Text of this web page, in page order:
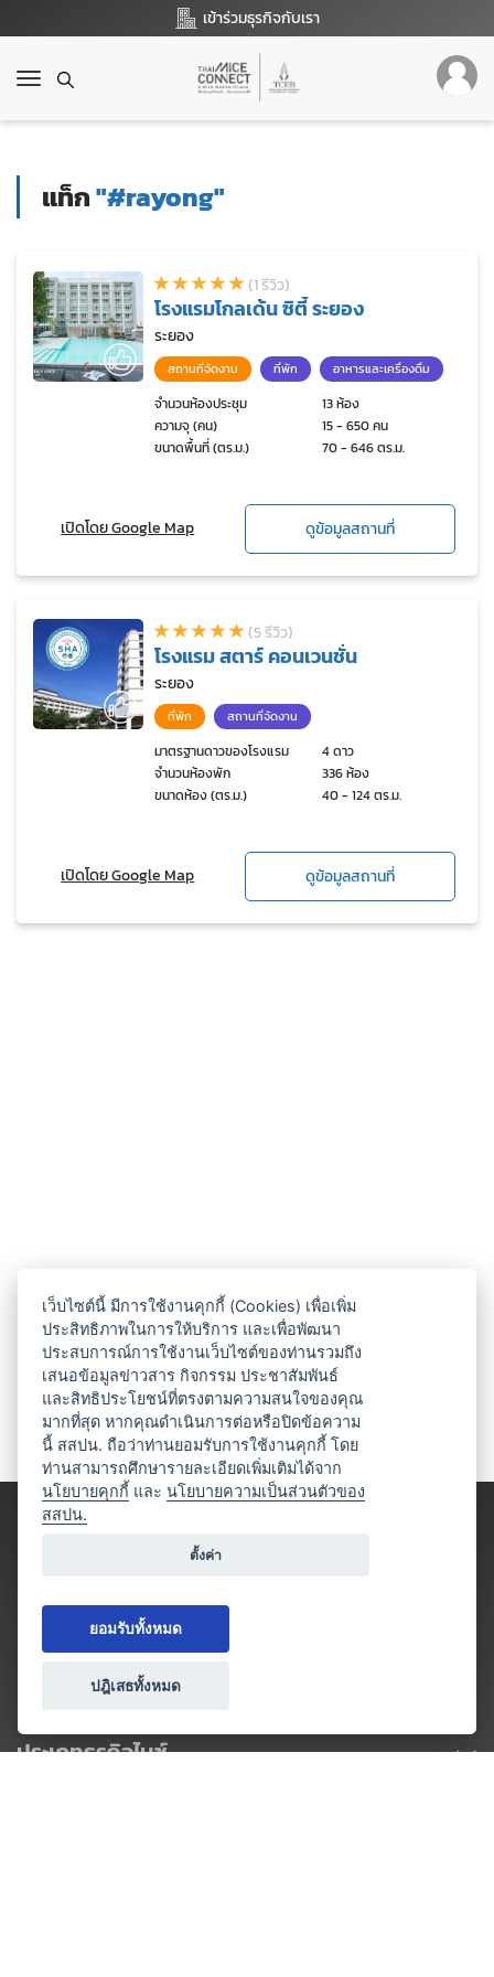
เข้าร่วมธุรกิจกับเรา
T
g
v
g
a
แท็ก"#rayong"
(1 รีวิว)
โรงแรมโกลเด้น ซิตี้ ระยอง
ระยอง
สถานที่จัดงาน ที่พัก อาหารและเครื่องดื่ม
จำนวนห้องประชุม
13 ห้อง
ความจุ (คน)
15 - 650 คน
ขนาดพื้นที่ (ตร.ม.)
70 - 646 ตร.ม.
เปิดโดย Google Map ดูข้อมูลสถานที่
(5 รีวิว)
โรงแรม สตาร์ คอนเวนชั่น
ระยอง
ที่พัก สถานที่จัดงาน
มาตรฐานดาวของโรงแรม
4 ดาว
จำนวนห้องพัก
336 ห้อง
ขนาดห้อง (ตร.ม.)
40 - 124 ตร.ม.
เปิดโดย Google Map ดูข้อมูลสถานที่
ประเภทธุรกิจไมซ์
เว็บไซต์นี้ มีการใช้งานคุกกี้ (Cookies) เพื่อเพิ่ม
ประสิทธิภาพในการให้บริการ และเพื่อพัฒนา
ประสบการณ์การใช้งานเว็บไซต์ของท่านรวมถึง
เสนอข้อมูลข่าวสาร กิจกรรม ประชาสัมพันธ์
และสิทธิประโยชน์ที่ตรงตามความสนใจของคุณ
มากที่สุด หากคุณดำเนินการต่อหรือปิดข้อความ
นี้ สสปน. ถือว่าท่านยอมรับการใช้งานคุกกี้ โดย
ท่านสามารถศึกษารายละเอียดเพิ่มเติมได้จาก
นโยบายคุกกี้ และนโยบายความเป็นส่วนตัวของ
สสปน.
ตั้งค่า
ยอมรับทั้งหมด
ปฎิเสธทั้งหมด